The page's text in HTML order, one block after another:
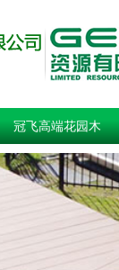
冠飞高端花园木